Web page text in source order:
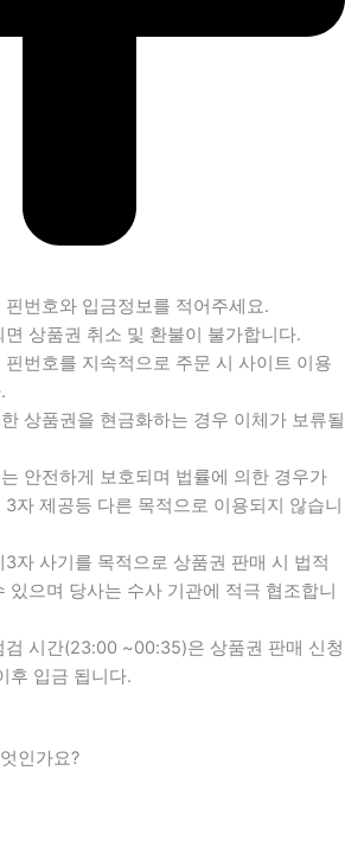
핀번호와 입금정보를 적어주세요.
면 상품권 취소 및 환불이 불가합니다.
핀번호를 지속적으로 주문 시 사이트 이용
상품권을 현금화하는 경우 이체가 보류될
안전하게 보호되며 법률에 의한 경우가
3자 제공등 다른 목적으로 이용되지 않습니
3자 사기를 목적으로 상품권 판매 시 법적
있으며 당사는 수사 기관에 적극 협조합니
검 시간(23:00 ~00:35)은 상품권 판매 신청
후 입금 됩니다.
인가요?